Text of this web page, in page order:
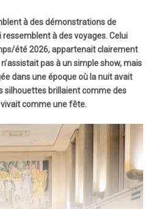
à des démonstrations de
à des voyages. Celui
été 2026, appartenait clairement
pas à un simple show, mais
dans une époque où la nuit avait
silhouettes brillaient comme des
comme une fête.